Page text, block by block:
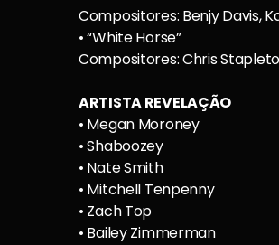
Compositores: Benjy Davis,
• “White Horse”
Compositores: Chris
ARTISTA REVELAÇÃO
• Megan Moroney
• Shaboozey
• Nate Smith
• Mitchell Tenpenny
• Zach Top
• Bailey Zimmerman